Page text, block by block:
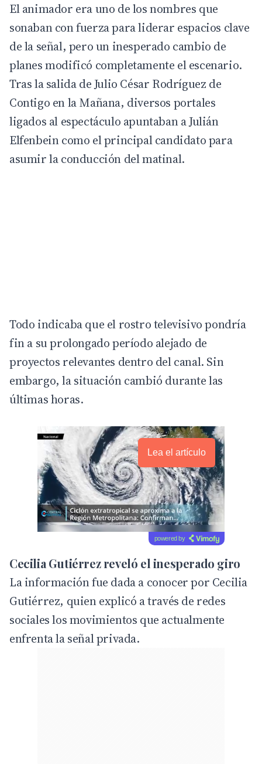
El animador era uno de los nombres que
sonaban con fuerza para liderar espacios clave
de la señal, pero un inesperado cambio de
planes modificó completamente el escenario.
Tras la salida de Julio César Rodríguez de
Contigo en la Mañana, diversos portales
ligados al espectáculo apuntaban a Julián
Elfenbein como el principal candidato para
asumir la conducción del matinal.
Todo indicaba que el rostro televisivo pondría
fin a su prolongado período alejado de
proyectos relevantes dentro del canal. Sin
embargo, la situación cambió durante las
últimas horas.
Lea el artículo
powered by
Cecilia Gutiérrez reveló el inesperado giro
La información fue dada a conocer por Cecilia
Gutiérrez, quien explicó a través de redes
sociales los movimientos que actualmente
enfrenta la señal privada.